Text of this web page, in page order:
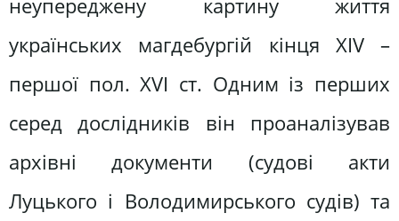
неупереджену картину життя
українських магдебургій кінця XIV –
першої пол. XVI ст. Одним із перших
серед дослідників він проаналізував
архівні документи (судові акти
Луцького і Володимирського судів) та